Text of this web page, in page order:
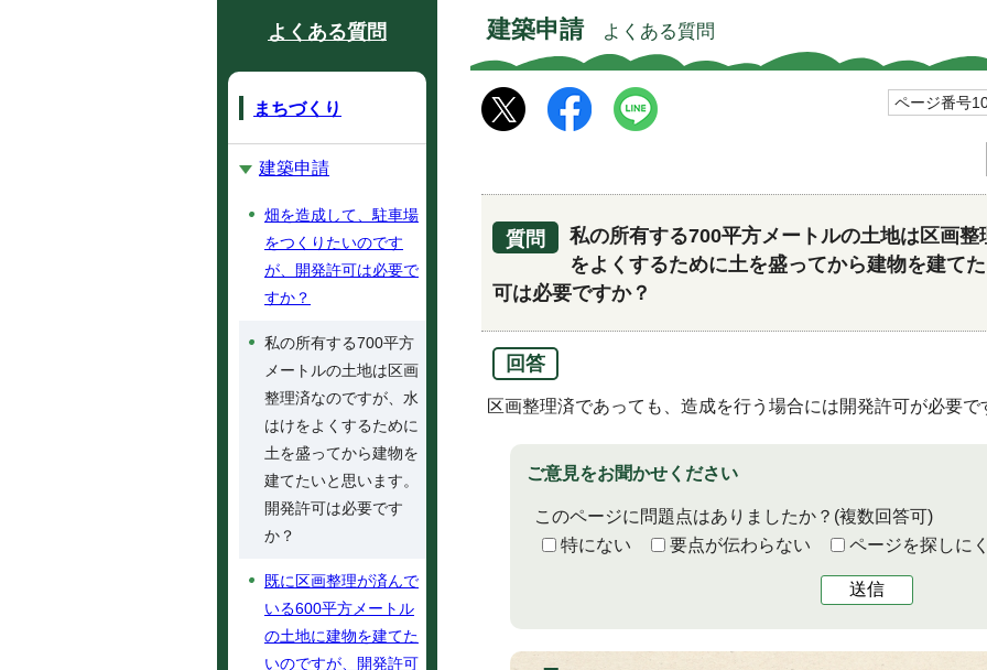
建築申請よくある質問
ページ番号
質問
私の所有する700平方メートルの土地は区画
をよくするために土を盛ってから建物を建て
可は必要ですか？
回答
区画整理済であっても、造成を行う場合には開発許可が必要で
ご意見をお聞かせください
このページに問題点はありましたか？ (複数回答可)
特にない
要点が伝わらない ページを探しに
送信
よくある質問
まちづくり
建築申請
畑を造成して、駐車場
をつくりたいのです
が、開発許可は必要で
すか？
私の所有する700平方
メートルの土地は区画
整理済なのですが、水
はけをよくするために
土を盛ってから建物を
建てたいと思います。
開発許可は必要です
か？
既に区画整理が済んで
いる600平方メートル
の土地に建物を建てた
いのですが、開発許可